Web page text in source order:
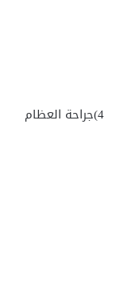
4)جراحة العظام